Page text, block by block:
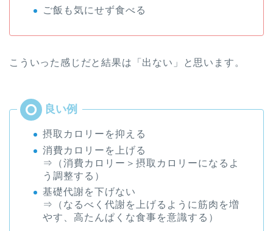
ご飯も気にせず食べる
こういった感じだと結果は「出ない」と思います。
摂取カロリーを抑える
消費カロリーを上げる
⇒（消費カロリー＞摂取カロリーになるよ
う調整する）
基礎代謝を下げない
⇒（なるべく代謝を上げるように筋肉を増
やす、高たんぱくな食事を意識する）